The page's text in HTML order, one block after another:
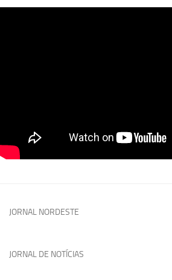
JORNAL NORDESTE
JORNAL DE NOTÍCIAS